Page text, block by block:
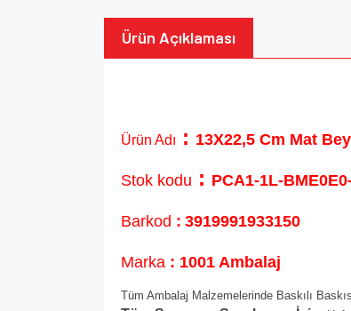
Ürün Açıklaması
Ürün Adı : 13X22,5 Cm Mat
Stok kodu : PCA1-1L-
Barkod : 3919991933150
Marka : 1001 Ambalaj
Tüm Ambalaj Malzemelerinde Baskılı